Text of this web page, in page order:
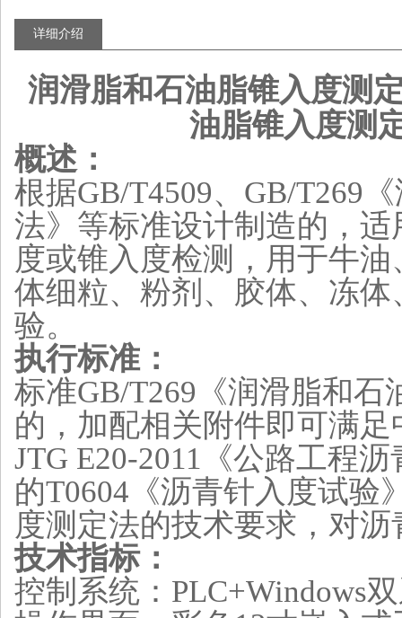
详细介绍
润滑脂和石油脂锥入度测
油脂锥入度测
概述：
根据GB/T4509、GB/T269
法》等标准设计制造的，
度或锥入度检测，用于牛
体细粒、粉剂、胶体、冻
验。
执行标准：
标准GB/T269《润滑脂和
的，加配相关附件即可满
JTG E20-2011《公路工程
的T0604《沥青针入度试验
度测定法的技术要求，对
技术指标：
控制系统：PLC+Windows